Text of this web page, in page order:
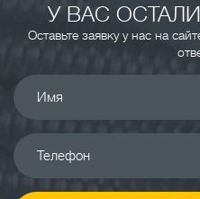
У ВАС
Оставьте заявку у нас на
Имя
Телефон